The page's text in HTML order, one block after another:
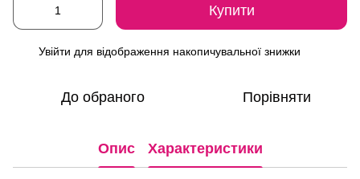
Купити
Увійти для відображення накопичувальної знижки
До обраного Порівняти
Опис Характеристики